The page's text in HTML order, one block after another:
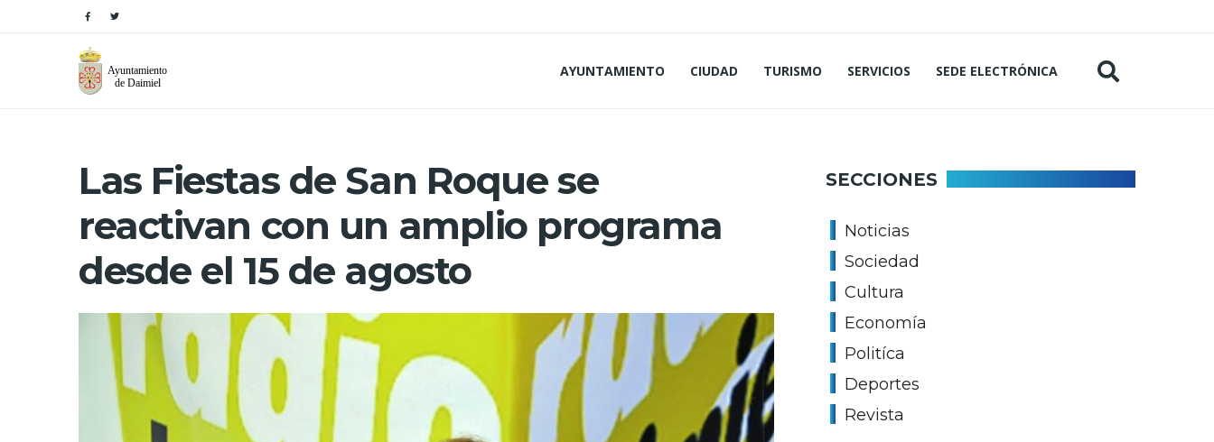
AYUNTAMIENTO CIUDAD TURISMO SERVICIOS SEDE ELECTRÓNICA
Las Fiestas de San Roque se
reactivan con un amplio programa
desde el 15 de agosto
SECCIONES
Noticias
Sociedad
Cultura
Economía
Politíca
Deportes
Revista